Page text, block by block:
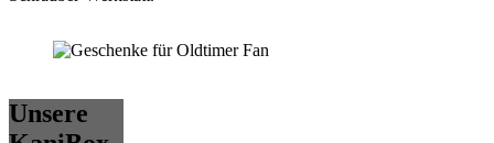
Unsere